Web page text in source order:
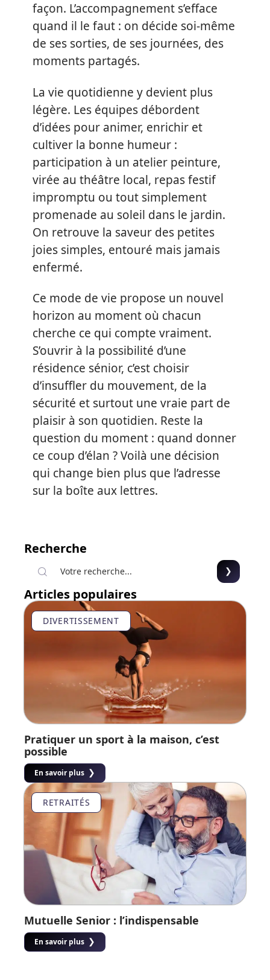
façon. L’accompagnement s’efface
quand il le faut : on décide soi-même
de ses sorties, de ses journées, des
moments partagés.
La vie quotidienne y devient plus
légère. Les équipes débordent
d’idées pour animer, enrichir et
cultiver la bonne humeur :
participation à un atelier peinture,
virée au théâtre local, repas festif
impromptu ou tout simplement
promenade au soleil dans le jardin.
On retrouve la saveur des petites
joies simples, entouré mais jamais
enfermé.
Ce mode de vie propose un nouvel
horizon au moment où chacun
cherche ce qui compte vraiment.
S’ouvrir à la possibilité d’une
résidence sénior, c’est choisir
d’insuffler du mouvement, de la
sécurité et surtout une vraie part de
plaisir à son quotidien. Reste la
question du moment : quand donner
ce coup d’élan ? Voilà une décision
qui change bien plus que l’adresse
sur la boîte aux lettres.
Recherche
Articles populaires
DIVERTISSEMENT
Pratiquer un sport à la maison, c’est
possible
En savoir plus
RETRAITÉS
Mutuelle Senior : l’indispensable
En savoir plus